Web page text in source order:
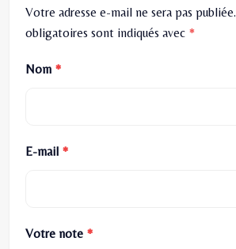
Votre adresse e-mail ne sera pas publiée.
obligatoires sont indiqués avec *
Nom *
E-mail *
Votre note *